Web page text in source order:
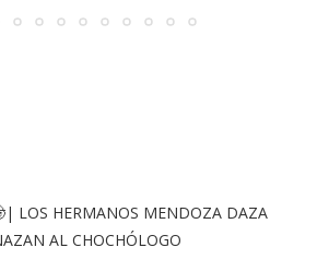
LOS HERMANOS MENDOZA DAZA
AL CHOCHÓLOGO